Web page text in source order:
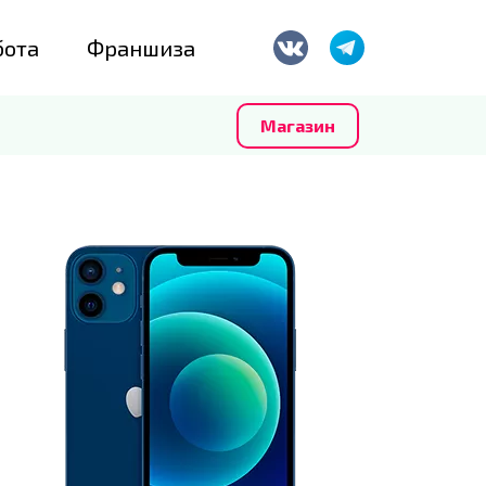
Франшиза
Магазин